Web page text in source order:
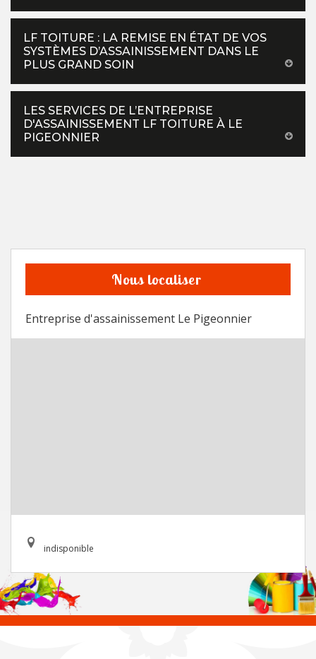
LF TOITURE : LA REMISE EN ÉTAT DE VOS
SYSTÈMES D’ASSAINISSEMENT DANS LE
PLUS GRAND SOIN
LES SERVICES DE L’ENTREPRISE
D'ASSAINISSEMENT LF TOITURE À LE
PIGEONNIER
Nous localiser
Entreprise d'assainissement Le Pigeonnier
indisponible